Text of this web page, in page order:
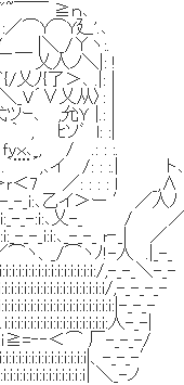
ｎ､
廴'.､
Υヽ:.
ノ＼|: !
＞､ .|: |
乂从〉: |
允Ｙ |.: |
ソﾞ l: :|
､_, / .: : :.
､イ /: : :.| ト
7 ／: : : : l _,Λ
＞ー ′ ／人ﾉ
､乂-_ / ／ 何か
､_-_-_ r‐_| ／
ヽﾉ!-人 .|_-_ 条件
,-_-_＼-_-
,-_-_-
_-_-
人-_-|
＜⌒ 厂-_-_-/
、-_-_-′
ｉ:ｉ| ＼_-ノ